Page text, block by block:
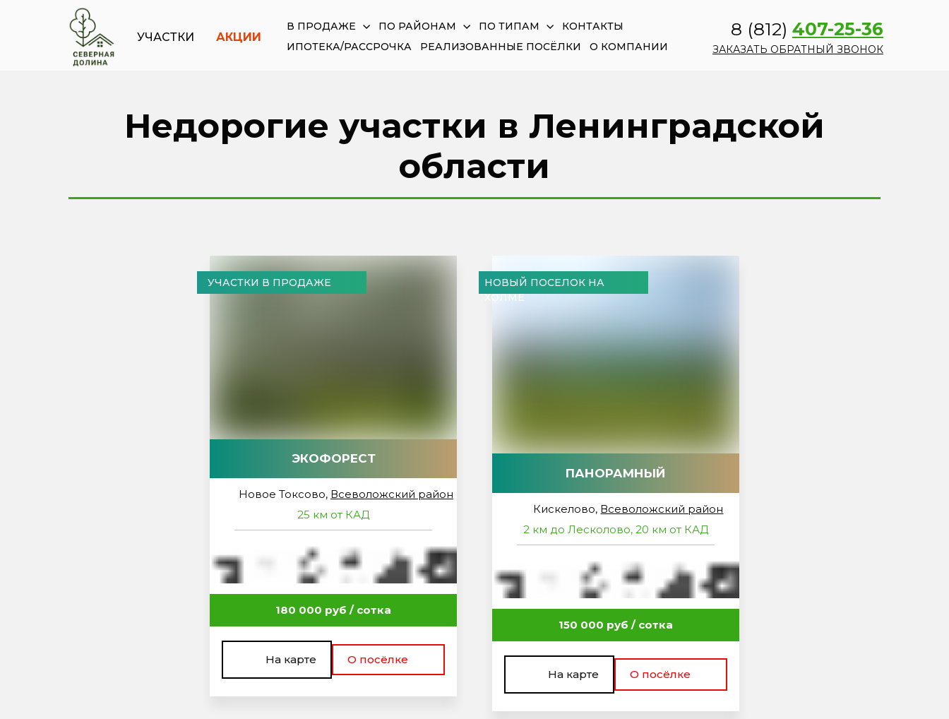
УЧАСТКИ АКЦИИ
В ПРОДАЖЕ ПО РАЙОНАМ ПО ТИПАМ
КОНТАКТЫ
ИПОТЕКА/РАССРОЧКА
РЕАЛИЗОВАННЫЕ ПОСЁЛКИ О КОМПАНИИ
8 (812) 407-25-36
ЗАКАЗАТЬ ОБРАТНЫЙ ЗВОНОК
Недорогие участки в Ленинградской
области
УЧАСТКИ В ПРОДАЖЕ
ЭКОФОРЕСТ
Новое Токсово, Всеволожский район
25 км от КАД
180 000 руб / сотка
На карте О посёлке
НОВЫЙ ПОСЕЛОК НА
ХОЛМЕ
ПАНОРАМНЫЙ
Кискелово, Всеволожский район
2 км до Лесколово, 20 км от КАД
150 000 руб / сотка
На карте О посёлке